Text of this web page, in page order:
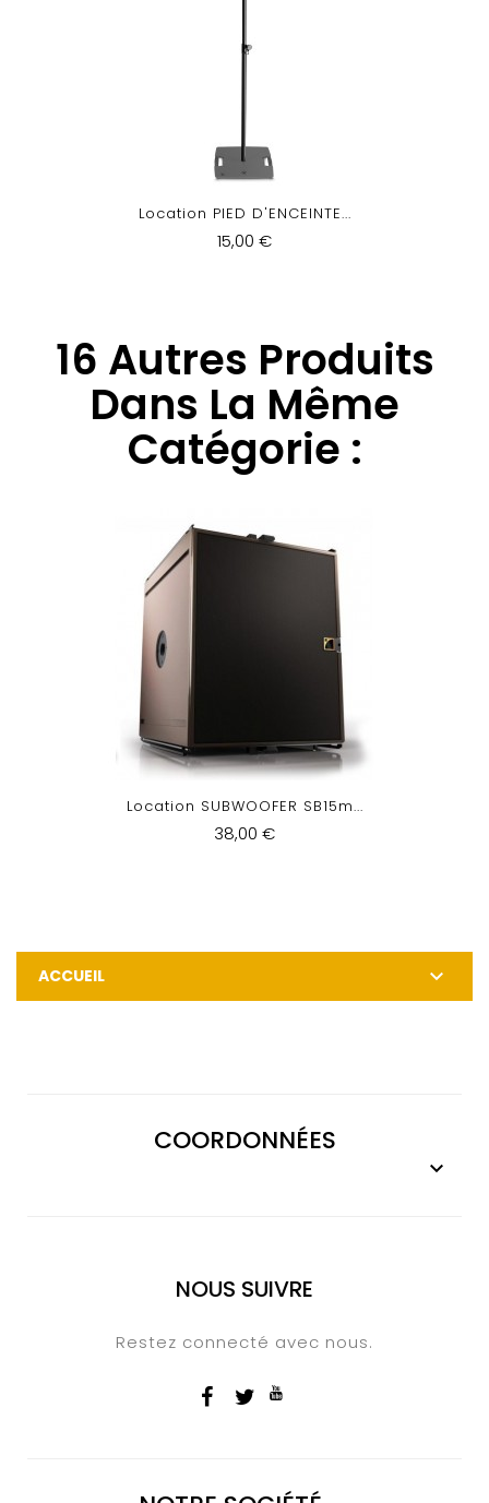
Location PIED D'ENCEINTE...
15,00 €
16 Autres Produits
Dans La Même
Catégorie :
Location SUBWOOFER SB15m...
38,00 €
ACCUEIL 
COORDONNÉES

NOUS SUIVRE
Restez connecté avec nous.